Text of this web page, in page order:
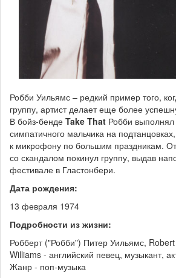
Робби Уильямс – редкий пример того,
группу, артист делает еще более
В бойз-бенде Take That Робби
симпатичного мальчика на
к микрофону по большим праздникам.
со скандалом покинул группу, выдав
фестивале в Гластонбери.
Дата рождения:
13 февраля 1974
Подробности из жизни:
Робберт ("Робби") Питер Уильямс,
Williams - английский певец, музыкант,
Жанр - поп-музыка